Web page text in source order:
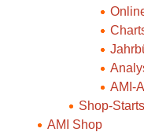
AMI-
Shop-
AMI Shop